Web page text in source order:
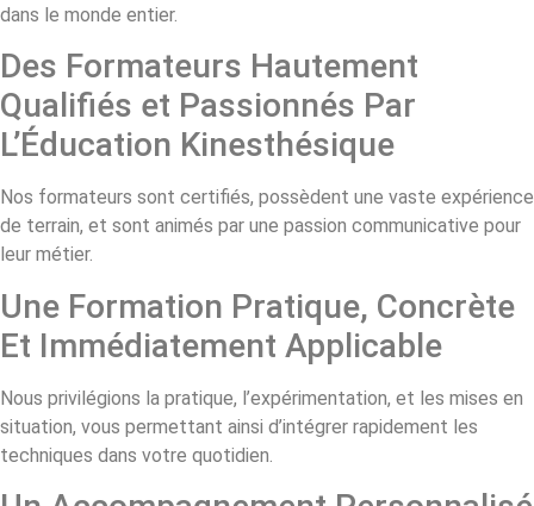
dans le monde entier.
Des Formateurs Hautement
Qualifiés et Passionnés Par
L’Éducation Kinesthésique
Nos formateurs sont certifiés, possèdent une vaste expérience
de terrain, et sont animés par une passion communicative pour
leur métier.
Une Formation Pratique, Concrète
Et Immédiatement Applicable
Nous privilégions la pratique, l’expérimentation, et les mises en
situation, vous permettant ainsi d’intégrer rapidement les
techniques dans votre quotidien.